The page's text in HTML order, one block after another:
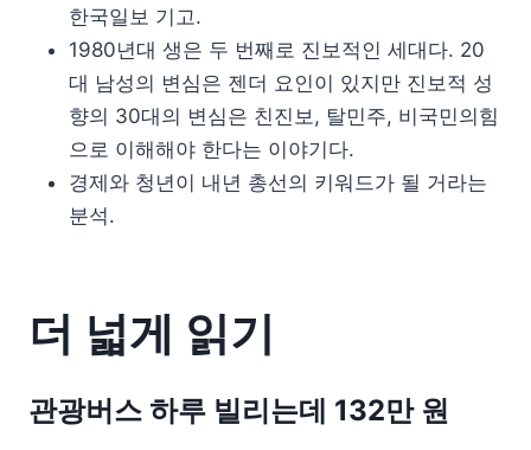
한국일보 기고.
1980년대 생은 두 번째로 진보적인 세대다. 20
대 남성의 변심은 젠더 요인이 있지만 진보적 성
향의 30대의 변심은 친진보, 탈민주, 비국민의힘
으로 이해해야 한다는 이야기다.
경제와 청년이 내년 총선의 키워드가 될 거라는
분석.
더 넓게 읽기
관광버스 하루 빌리는데 132만 원